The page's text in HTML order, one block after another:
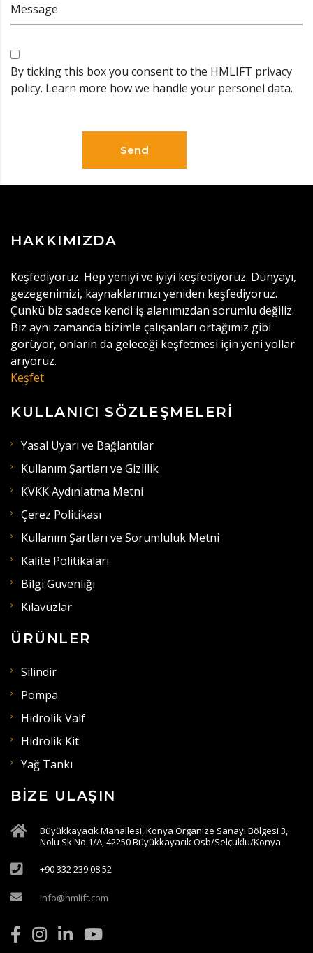
Message
By ticking this box you consent to the HMLIFT privacy
policy. Learn more how we handle your personel data.
Send
HAKKIMIZDA
Keşfediyoruz. Hep yeniyi ve iyiyi keşfediyoruz. Dünyayı,
gezegenimizi, kaynaklarımızı yeniden keşfediyoruz.
Çünkü biz sadece kendi iş alanımızdan sorumlu değiliz.
Biz aynı zamanda bizimle çalışanları ortağımız gibi
görüyor, onların da geleceği keşfetmesi için yeni yollar
arıyoruz.
Keşfet
KULLANICI SÖZLEŞMELERI
Yasal Uyarı ve Bağlantılar
Kullanım Şartları ve Gizlilik
KVKK Aydınlatma Metni
Çerez Politikası
Kullanım Şartları ve Sorumluluk Metni
Kalite Politikaları
Bilgi Güvenliği
Kılavuzlar
ÜRÜNLER
Silindir
Pompa
Hidrolik Valf
Hidrolik Kit
Yağ Tankı
BIZE ULAŞIN
Büyükkayacık Mahallesi, Konya Organize Sanayi Bölgesi 3,
Nolu Sk No:1/A, 42250 Büyükkayacık Osb/Selçuklu/Konya
+90 332 239 08 52
info@hmlift.com